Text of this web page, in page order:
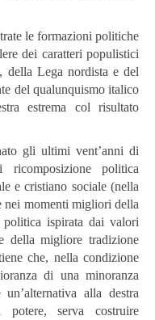
le formazioni politiche
dei caratteri populistici
della Lega nordista e del
del qualunquismo italico
estrema col risultato
gli ultimi vent’anni di
politica
e cristiano sociale (nella
nei momenti migliori della
ispirata dai valori
della migliore tradizione
che, nella condizione
di una minoranza
alla destra
serva costruire